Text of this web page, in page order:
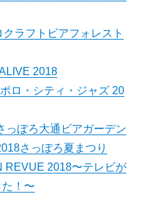
クラフトビアフォレスト
2018
ロ・シティ・ジャズ 20
っぽろ大通ビアガーデン
さっぽろ夏まつり
REVUE 2018〜テレビが
！〜